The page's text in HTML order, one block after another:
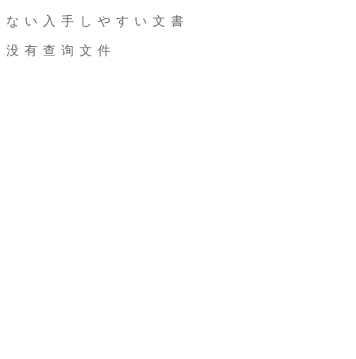
ない入手しやすい文書
没有查询文件